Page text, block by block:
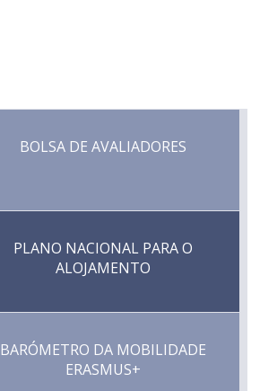
BOLSA DE AVALIADORES
PLANO NACIONAL PARA O
ALOJAMENTO
BARÓMETRO DA MOBILIDADE
ERASMUS+